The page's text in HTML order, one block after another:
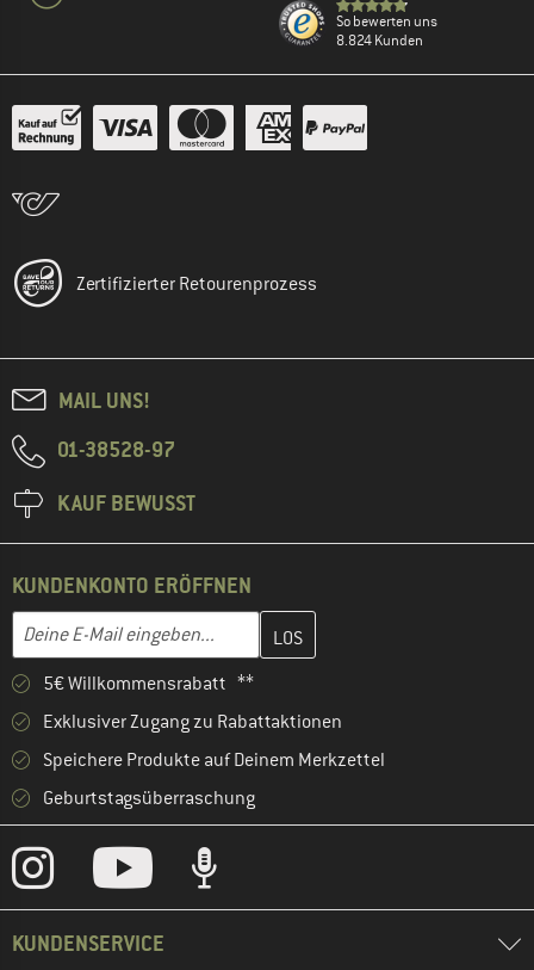
So bewerten uns
8.824 Kunden
Zertifizierter Retourenprozess
MAIL UNS!
01-38528-97
KAUF BEWUSST
KUNDENKONTO ERÖFFNEN
E-Mail-Adresse
Gib hier deine E-Mail-Adresse ein und erstelle im nächsten
5€ Willkommensrabatt **
Exklusiver Zugang zu Rabattaktionen
Speichere Produkte auf Deinem Merkzettel
Geburtstagsüberraschung
KUNDENSERVICE